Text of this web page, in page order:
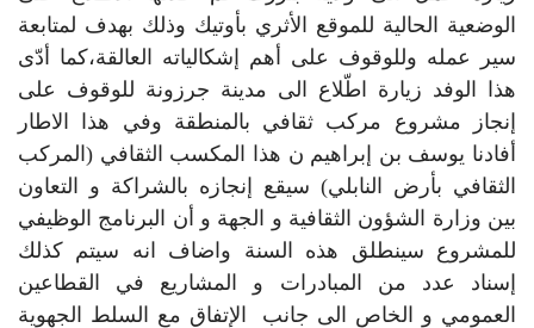
الوضعية الحالية للموقع الأثري بأوتيك وذلك بهدف لمتابعة
سير عمله وللوقوف على أهم إشكالياته العالقة،كما أدّى
هذا الوفد زيارة اطّلاع الى مدينة جرزونة للوقوف على
إنجاز مشروع مركب ثقافي بالمنطقة وفي هذا الاطار
أفادنا يوسف بن إبراهيم ن هذا المكسب الثقافي (المركب
الثقافي بأرض النابلي) سيقع إنجازه بالشراكة و التعاون
بين وزارة الشؤون الثقافية و الجهة و أن البرنامج الوظيفي
للمشروع سينطلق هذه السنة واضاف انه سيتم كذلك
إسناد عدد من المبادرات و المشاريع في القطاعين
العمومي و الخاص الى جانب الإتفاق مع السلط الجهوية